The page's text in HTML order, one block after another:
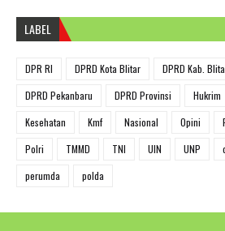
LABEL
DPR RI DPRD Kota Blitar DPRD Kab.
DPRD Pekanbaru
DPRD Provinsi Hukrim
Kesehatan
Kmf Nasional Opini
Polri
TMMD TNI UIN UNP
perumda
polda